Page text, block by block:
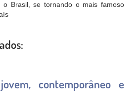
o Brasil, se tornando o mais famoso
contemporâneo e